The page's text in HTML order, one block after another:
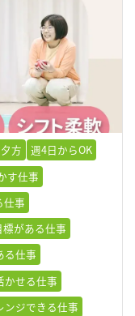
夕方
週4日からOK
す仕事
仕事
標がある仕事
る仕事
かせる仕事
ンジできる仕事